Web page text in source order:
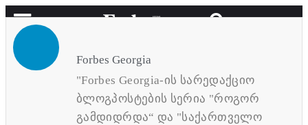
Forbes Georgia
"Forbes Georgia-ის სარედაქციო
ბლოგპოსტების სერია "როგორ
გამდიდრდა“ და "საქართველო